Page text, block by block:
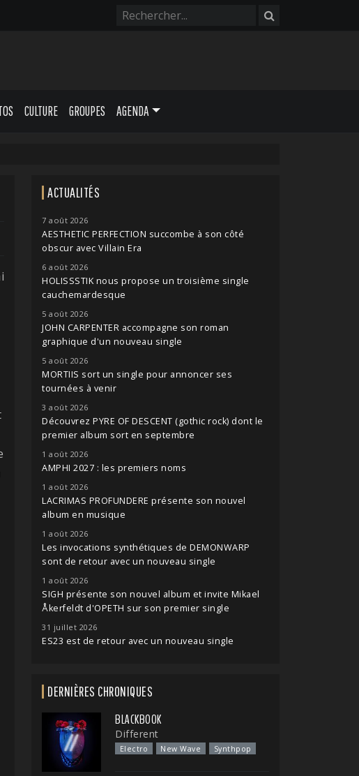
CULTURE GROUPES AGENDA
ACTUALITÉS
7 août 2026
AESTHETIC PERFECTION succombe à son côté
obscur avec Villain Era
6 août 2026
HOLISSSTIK nous propose un troisième single
cauchemardesque
5 août 2026
JOHN CARPENTER accompagne son roman
graphique d'un nouveau single
5 août 2026
MORTIIS sort un single pour annoncer ses
tournées à venir
3 août 2026
Découvrez PYRE OF DESCENT (gothic rock) dont le
premier album sort en septembre
1 août 2026
AMPHI 2027 : les premiers noms
1 août 2026
LACRIMAS PROFUNDERE présente son nouvel
album en musique
1 août 2026
Les invocations synthétiques de DEMONWARP
sont de retour avec un nouveau single
1 août 2026
SIGH présente son nouvel album et invite Mikael
Åkerfeldt d'OPETH sur son premier single
31 juillet 2026
ES23 est de retour avec un nouveau single
DERNIÈRES CHRONIQUES
BLACKBOOK
Different
Electro New Wave Synthpop